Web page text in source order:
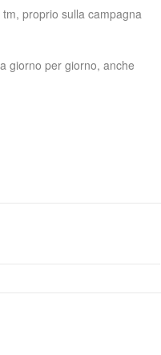
proprio sulla campagna
giorno per giorno, anche